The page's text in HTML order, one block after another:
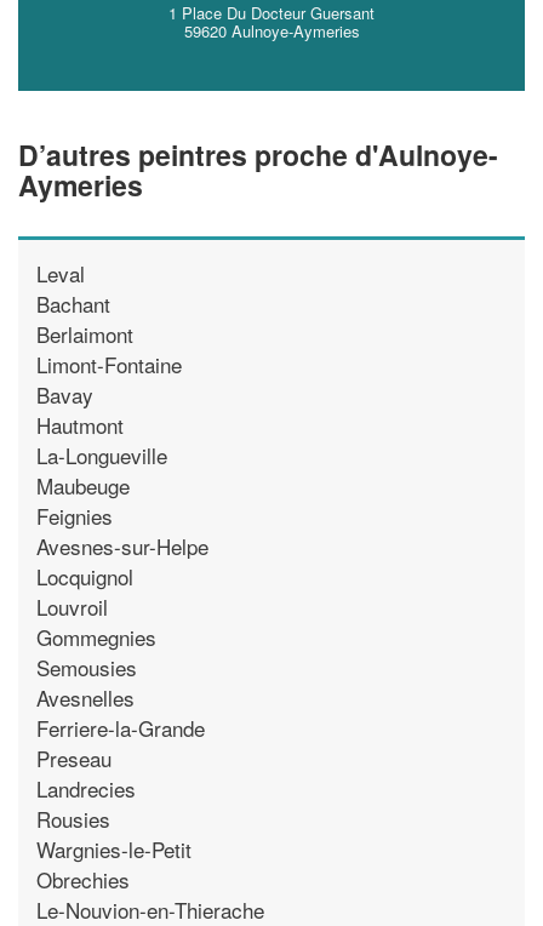
1 Place Du Docteur Guersant
59620 Aulnoye-Aymeries
D’autres peintres proche d'Aulnoye-
Aymeries
Leval
Bachant
Berlaimont
Limont-Fontaine
Bavay
Hautmont
La-Longueville
Maubeuge
Feignies
Avesnes-sur-Helpe
Locquignol
Louvroil
Gommegnies
Semousies
Avesnelles
Ferriere-la-Grande
Preseau
Landrecies
Rousies
Wargnies-le-Petit
Obrechies
Le-Nouvion-en-Thierache